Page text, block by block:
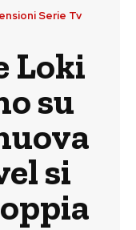
Serie Tv
Loki
su
si